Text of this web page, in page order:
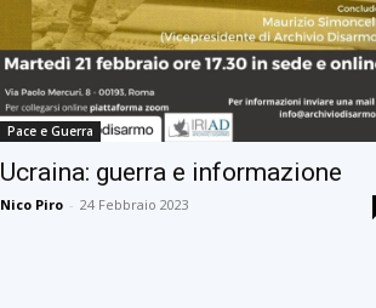
Pace e Guerra
Ucraina: guerra e informazione
Nico Piro - 24 Febbraio 2023